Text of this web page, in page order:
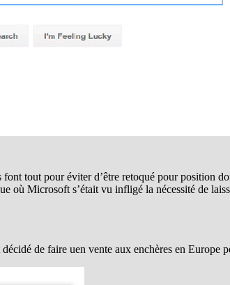
tout pour éviter d’être retoqué pour position
où Microsoft s’était vu infligé la nécessité de
de faire uen vente aux enchères en